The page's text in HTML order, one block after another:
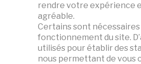
rendre votre expérience
agréable.
Certains sont nécessaires
fonctionnement du site.
utilisés pour établir des
nous permettant de vous